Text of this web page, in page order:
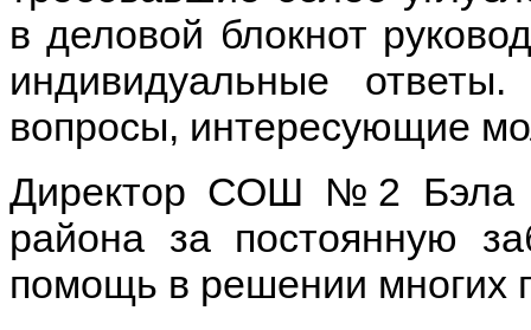
в деловой блокнот
индивидуальные
вопросы, интересующие
Директор СОШ №2 Бэла
района за постоянную
помощь в решении многих